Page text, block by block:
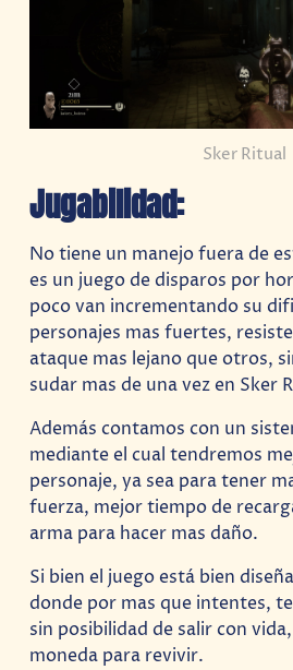
Sker Ritual
Jugabilidad:
No tiene un manejo fuera de
es un juego de disparos por
poco van incrementando su
personajes mas fuertes,
ataque mas lejano que otros,
sudar mas de una vez en Sker
Además contamos con un
mediante el cual tendremos
personaje, ya sea para tener
fuerza, mejor tiempo de
arma para hacer mas daño.
Si bien el juego está bien
donde por mas que intentes,
sin posibilidad de salir con
moneda para revivir.